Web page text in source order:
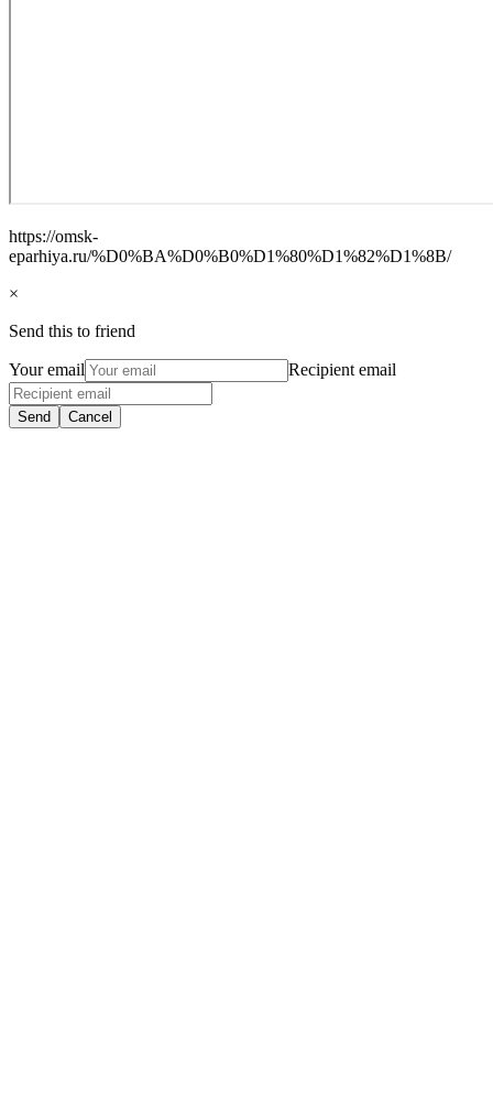
https://omsk-
eparhiya.ru/%D0%BA%D0%B0%D1%80%D1%82%D1%8B/
×
Send this to friend
Your email Recipient email
Send Cancel